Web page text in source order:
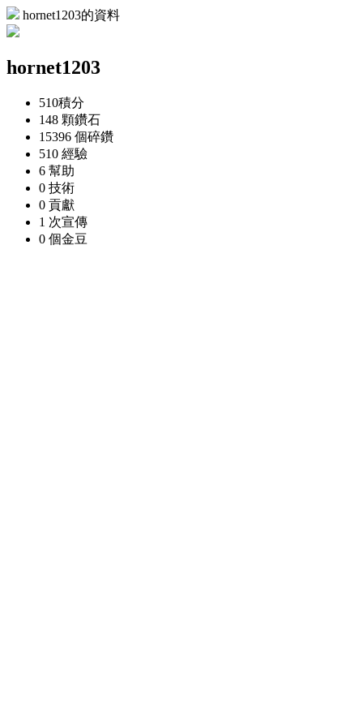
hornet1203的資料
hornet1203
510積分
148 顆鑽石
15396 個碎鑽
510 經驗
6 幫助
0 技術
0 貢獻
1 次宣傳
0 個金豆